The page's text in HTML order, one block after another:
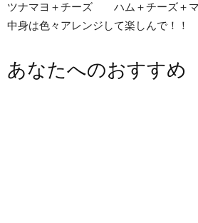
ツナマヨ＋チーズ ハム＋チーズ＋マ
中身は色々アレンジして楽しんで！！
あなたへのおすすめ